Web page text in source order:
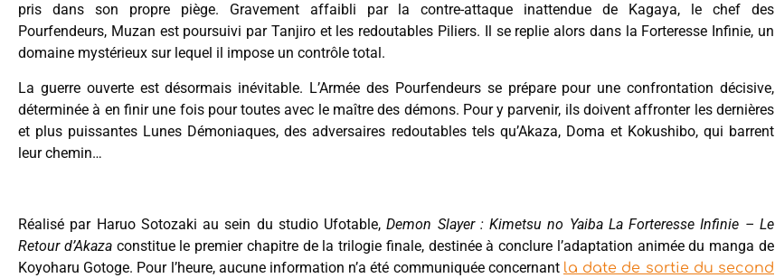
pris dans son propre piège. Gravement affaibli par la contre-attaque inattendue de Kagaya, le chef des
Pourfendeurs, Muzan est poursuivi par Tanjiro et les redoutables Piliers. Il se replie alors dans la Forteresse Infinie, un
domaine mystérieux sur lequel il impose un contrôle total.
La guerre ouverte est désormais inévitable. L’Armée des Pourfendeurs se prépare pour une confrontation décisive,
déterminée à en finir une fois pour toutes avec le maître des démons. Pour y parvenir, ils doivent affronter les dernières
et plus puissantes Lunes Démoniaques, des adversaires redoutables tels qu’Akaza, Doma et Kokushibo, qui barrent
leur chemin…
Réalisé par Haruo Sotozaki au sein du studio Ufotable,Demon Slayer : Kimetsu no Yaiba La Forteresse Infinie – Le
Retour d’Akazaconstitue le premier chapitre de la trilogie finale, destinée à conclure l’adaptation animée du manga de
Koyoharu Gotoge. Pour l’heure, aucune information n’a été communiquée concernant la date de sortie du second